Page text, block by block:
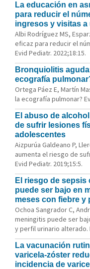
La educación en
para reducir el
ingresos y visitas a
Albi Rodríguez MS,
eficaz para reducir el
Evid Pediatr. 2022;18:15.
Bronquiolitis
ecografía
Ortega Páez E, Martín
la ecografía pulmonar?
El abuso de
de sufrir lesiones
adolescentes
Aizpurúa Galdeano P,
aumenta el riesgo de
Evid Pediatr. 2019;15:5.
El riesgo de sepsis
puede ser bajo en
meses con fiebre y
Ochoa Sangrador C,
meningitis puede ser
y perfil urinario alterado.
La vacunación
varicela-zóster
incidencia de